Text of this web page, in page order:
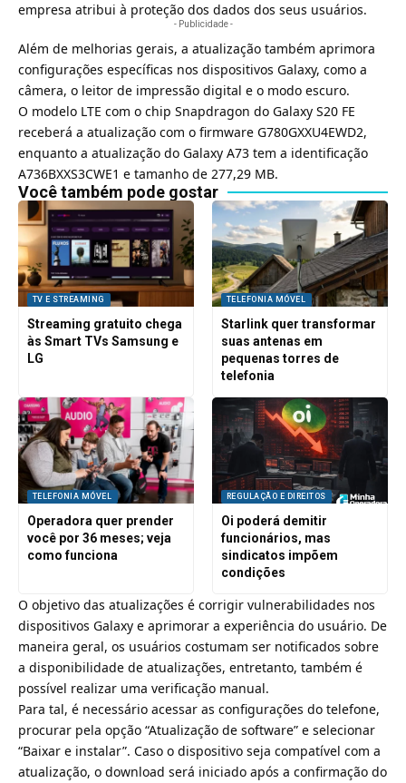
empresa atribui à proteção dos dados dos seus usuários.
- Publicidade -
Além de melhorias gerais, a atualização também aprimora
configurações específicas nos dispositivos Galaxy, como a
câmera, o leitor de impressão digital e o modo escuro.
O modelo LTE com o chip Snapdragon do Galaxy S20 FE
receberá a atualização com o firmware G780GXXU4EWD2,
enquanto a atualização do Galaxy A73 tem a identificação
A736BXXS3CWE1 e tamanho de 277,29 MB.
Você também pode gostar
TV E STREAMING
Streaming gratuito chega
às Smart TVs Samsung e
LG
TELEFONIA MÓVEL
Starlink quer transformar
suas antenas em
pequenas torres de
telefonia
TELEFONIA MÓVEL
Operadora quer prender
você por 36 meses; veja
como funciona
REGULAÇÃO E DIREITOS
Oi poderá demitir
funcionários, mas
sindicatos impõem
condições
O objetivo das atualizações é corrigir vulnerabilidades nos
dispositivos Galaxy e aprimorar a experiência do usuário. De
maneira geral, os usuários costumam ser notificados sobre
a disponibilidade de atualizações, entretanto, também é
possível realizar uma verificação manual.
Para tal, é necessário acessar as configurações do telefone,
procurar pela opção “Atualização de software” e selecionar
“Baixar e instalar”. Caso o dispositivo seja compatível com a
atualização, o download será iniciado após a confirmação do